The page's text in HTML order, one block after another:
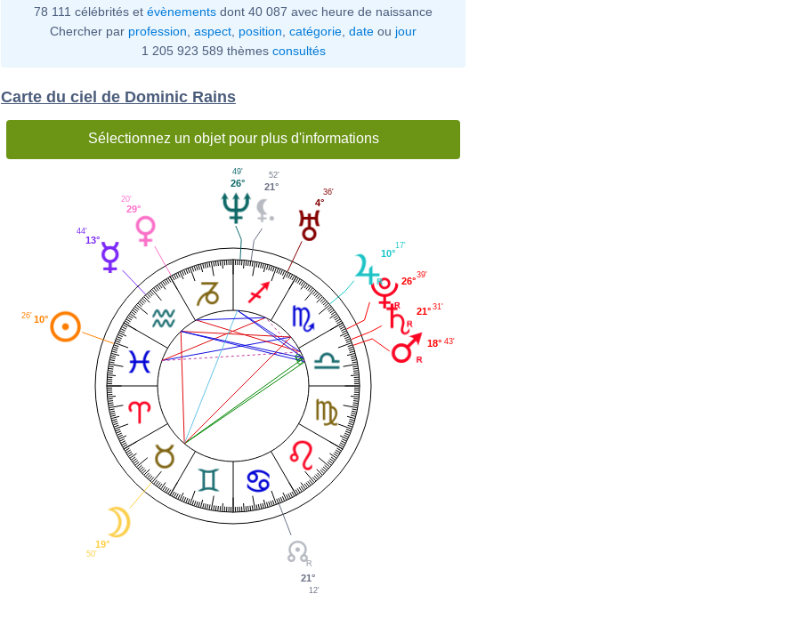
78 111 célébrités et évènements dont 40 087 avec heure de naissance
Chercher par profession aspect position catégorie date ou jour
1 205 923 589 thèmes consultés
Carte du ciel de Dominic Rains
Sélectionnez un objet pour plus d'informations
18° 43'
21° 31'
26°
39'
10°
17'
4°
36'
21°
52'
26°
49'
29°
20'
13°
44'
10°
26'
19°
50'
21°
12'